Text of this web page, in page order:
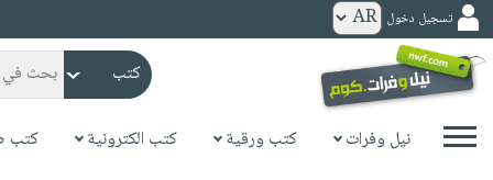
كتب
ورقية
المواضيع
تسجيل دخول
نيل وفرات كتب ورقية كتب الكترونية كتب